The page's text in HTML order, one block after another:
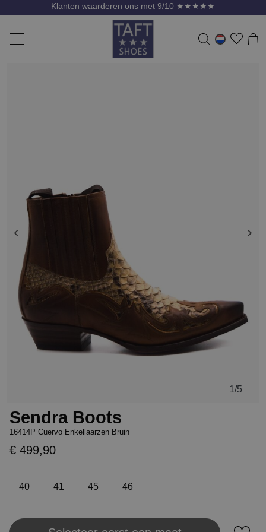
Klanten waarderen ons met 9/10 ★★★★★
1 /5
Sendra Boots
16414P Cuervo Enkellaarzen Bruin
€ 499,90
40 41 45 46